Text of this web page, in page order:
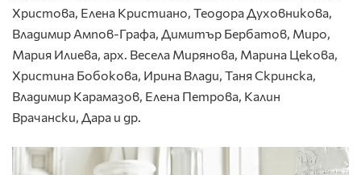
Христова, Елена Кристиано, Теодора Духовникова,
Владимир Ампов-Графа, Димитър Бербатов, Миро,
Мария Илиева, арх. Весела Мирянова, Марина Цекова,
Христина Бобокова, Ирина Влади, Таня Скринска,
Владимир Карамазов, Елена Петрова, Калин
Врачански, Дара и др.